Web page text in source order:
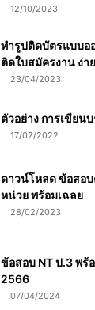
12/10/2023
ทำรูปติดบัตรแบบอ
ติดใบสมัครงาน ง่า
23/04/2023
ตัวอย่าง การเขียน
17/02/2022
ดาวน์โหลด ข้อสอ
หน่วย พร้อมเฉลย
28/02/2023
ข้อสอบ NT ป.3 พร้
2566
07/04/2024